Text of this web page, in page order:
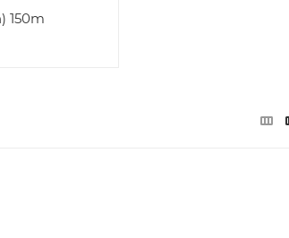
150m